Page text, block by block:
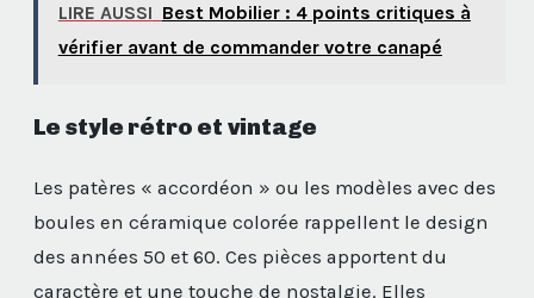
LIRE AUSSI Best Mobilier : 4 points critiques à
vérifier avant de commander votre canapé
Le style rétro et vintage
Les patères « accordéon » ou les modèles avec des
boules en céramique colorée rappellent le design
des années 50 et 60. Ces pièces apportent du
caractère et une touche de nostalgie. Elles